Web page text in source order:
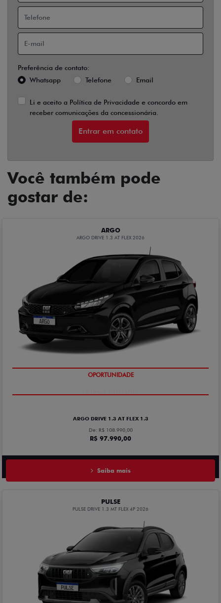
Preferência de contato:
Whatsapp
Telefone Email
Li e aceito a Política de Privacidade e concordo em
receber comunicações da concessionária.
Entrar em contato
Você também pode
gostar de:
ARGO
ARGO DRIVE 1.3 AT FLEX 2026
OPORTUNIDADE
ARGO DRIVE 1.3 AT FLEX 1.3
De: R$ 108.990,00
R$ 97.990,00
Saiba mais
PULSE
PULSE DRIVE 1.3 MT FLEX 4P 2026